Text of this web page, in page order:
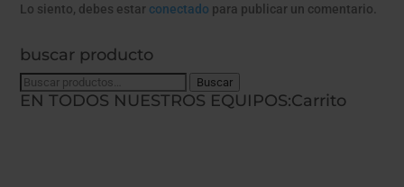
Lo siento, debes estar conectado para publicar un comentario.
buscar producto
Buscar
por:
Buscar
EN TODOS NUESTROS EQUIPOS:Carrito